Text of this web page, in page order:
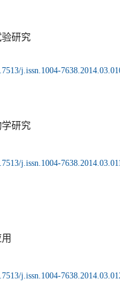
研究
j.issn.1004-
研究
j.issn.1004-
j.issn.1004-